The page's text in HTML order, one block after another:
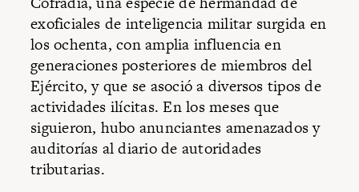
exoficiales de inteligencia militar surgida en
los ochenta, con amplia influencia en
generaciones posteriores de miembros del
Ejército, y que se asoció a diversos tipos de
actividades ilícitas. En los meses que
siguieron, hubo anunciantes amenazados y
auditorías al diario de autoridades
tributarias.